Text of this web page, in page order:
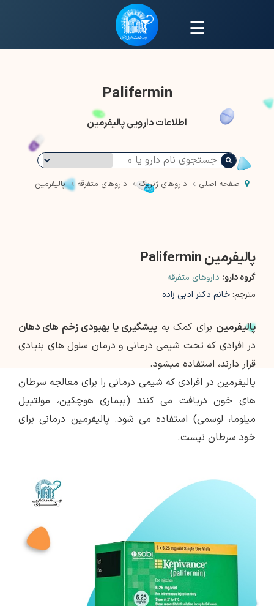
☰
Palifermin
اطلاعات دارویی پالیفرمین
صفحه اصلی داروهای ژنریک داروهای متفرقه پالیفرمین
پالیفرمین Palifermin
گروه دارو: داروهای متفرقه
مترجم: خانم دکتر ادبی زاده
پالیفرمین برای کمک به پیشگیری یا بهبودی زخم های دهان
در افرادی که تحت شیمی درمانی و درمان سلول های بنیادی
قرار دارند، استفاده میشود.
پالیفرمین در افرادی که شیمی درمانی را برای معالجه سرطان
های خون دریافت می کنند (بیماری هوچکین، مولتیپل
میلوما، لوسمی) استفاده می شود. پالیفرمین درمانی برای
خود سرطان نیست.